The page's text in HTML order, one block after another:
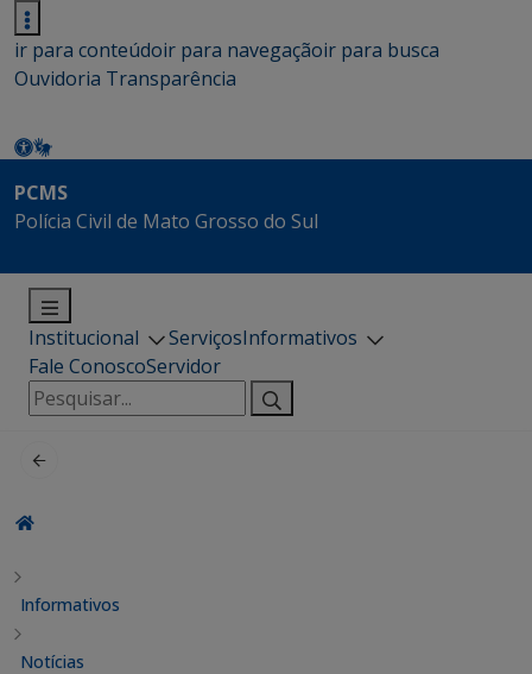
ir para conteúdoir para navegaçãoir para busca
Ouvidoria Transparência
PCMS
Polícia Civil de Mato Grosso do Sul
Institucional ServiçosInformativos
Fale ConoscoServidor
Pesquisar
por:
Informativos
Notícias